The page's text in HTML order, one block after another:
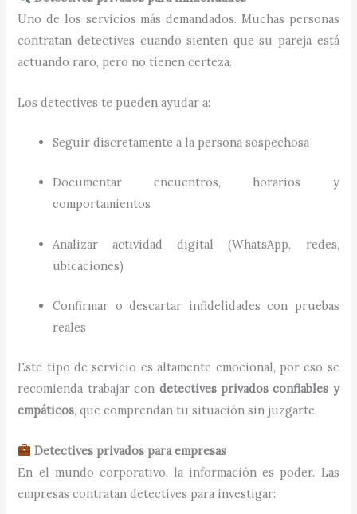
Uno de los servicios más demandados. Muchas personas
contratan detectives cuando sienten que su pareja está
actuando raro, pero no tienen certeza.
Los detectives te pueden ayudar a:
Seguir discretamente a la persona sospechosa
Documentar encuentros, horarios y
comportamientos
Analizar actividad digital (WhatsApp, redes,
ubicaciones)
Confirmar o descartar infidelidades con pruebas
reales
Este tipo de servicio es altamente emocional, por eso se
recomienda trabajar con detectives privados confiables y
empáticos, que comprendan tu situación sin juzgarte.
Detectives privados para empresas
En el mundo corporativo, la información es poder. Las
empresas contratan detectives para investigar: